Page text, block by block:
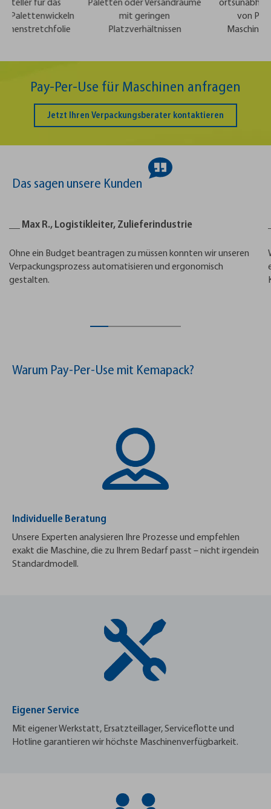
für das
Palettenwickeln
Paletten oder Versandräume
mit geringen
Platzverhältnissen
von
Pay-Per-Use für Maschinen anfragen
Jetzt Ihren Verpackungsberater kontaktieren
Das sagen unsere Kunden
__ Max R., Logistikleiter, Zulieferindustrie
Ohne ein Budget beantragen zu müssen konnten wir unseren
Verpackungsprozess automatisieren und ergonomisch
gestalten.
Warum Pay-Per-Use mit Kemapack?
Individuelle Beratung
Unsere Experten analysieren Ihre Prozesse und empfehlen
exakt die Maschine, die zu Ihrem Bedarf passt – nicht irgendein
Standardmodell.
Eigener Service
Mit eigener Werkstatt, Ersatzteillager, Serviceflotte und
Hotline garantieren wir höchste Maschinenverfügbarkeit.